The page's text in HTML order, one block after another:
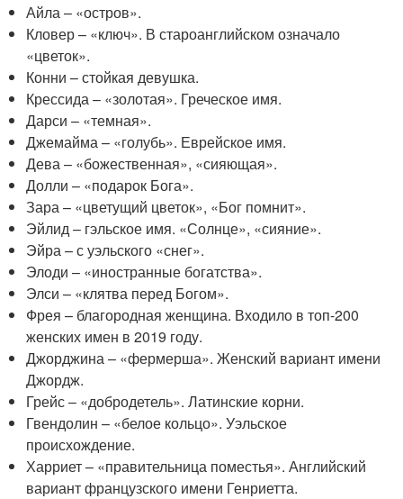
Айла – «остров».
Кловер – «ключ». В староанглийском означало
«цветок».
Конни – стойкая девушка.
Крессида – «золотая». Греческое имя.
Дарси – «темная».
Джемайма – «голубь». Еврейское имя.
Дева – «божественная», «сияющая».
Долли – «подарок Бога».
Зара – «цветущий цветок», «Бог помнит».
Эйлид – гэльское имя. «Солнце», «сияние».
Эйра – с уэльского «снег».
Элоди – «иностранные богатства».
Элси – «клятва перед Богом».
Фрея – благородная женщина. Входило в топ-200
женских имен в 2019 году.
Джорджина – «фермерша». Женский вариант имени
Джордж.
Грейс – «добродетель». Латинские корни.
Гвендолин – «белое кольцо». Уэльское
происхождение.
Харриет – «правительница поместья». Английский
вариант французского имени Генриетта.